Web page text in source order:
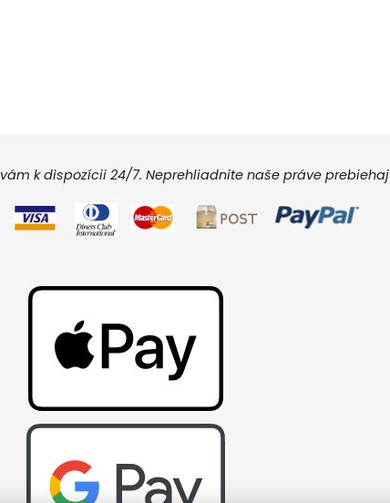
k dispozícii 24/7. Neprehliadnite naše práve